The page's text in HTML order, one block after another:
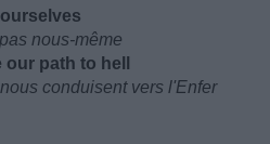
nous-même
path to hell
conduisent vers l'Enfer